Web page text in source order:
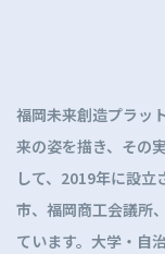
福岡未来創造プラッ
来の姿を描き、その
して、2019年に設
市、福岡商工会議所
ています。大学・自